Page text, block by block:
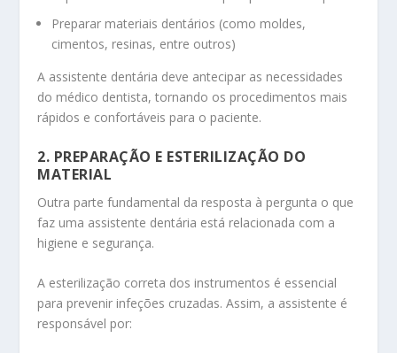
Preparar materiais dentários (como moldes,
cimentos, resinas, entre outros)
A assistente dentária deve antecipar as necessidades
do médico dentista, tornando os procedimentos mais
rápidos e confortáveis para o paciente.
2. PREPARAÇÃO E ESTERILIZAÇÃO DO
MATERIAL
Outra parte fundamental da resposta à pergunta o que
faz uma assistente dentária está relacionada com a
higiene e segurança.
A esterilização correta dos instrumentos é essencial
para prevenir infeções cruzadas. Assim, a assistente é
responsável por: